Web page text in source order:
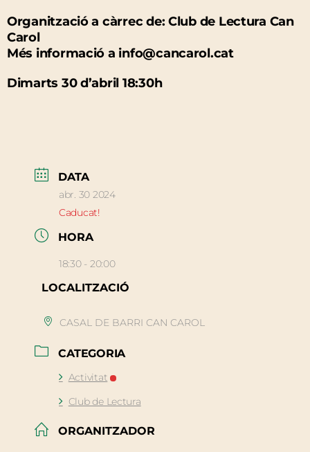
Organització a càrrec de: Club de Lectura Can
Carol
Més informació a info@cancarol.cat
Dimarts 30 d’abril 18:30h
DATA
abr. 30 2024
Caducat!
HORA
18:30 - 20:00
LOCALITZACIÓ
CASAL DE BARRI CAN CAROL
CATEGORIA
Activitat
Club de Lectura
ORGANITZADOR